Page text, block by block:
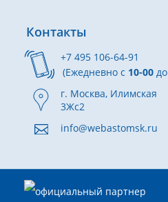
Контакты
+7 495 106-64-91
(Ежедневно с 10-00 до
г. Москва, Илимская
3Жс2
info@webastomsk.ru